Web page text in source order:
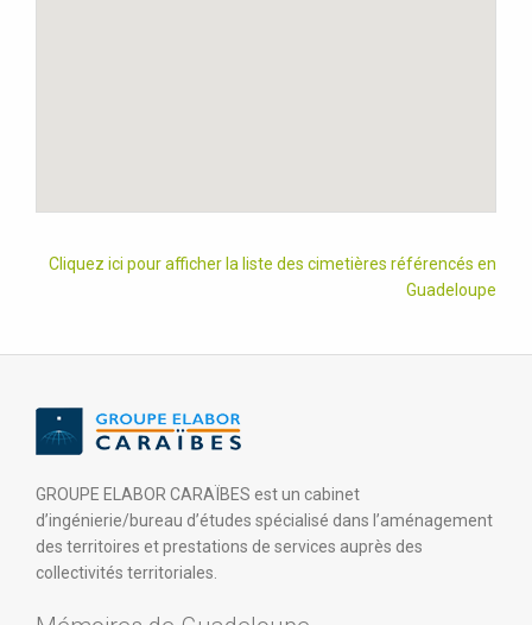
Cliquez ici pour afficher la liste des cimetières référencés en
Guadeloupe
GROUPE ELABOR CARAÏBES est un cabinet
d’ingénierie/bureau d’études spécialisé dans l’aménagement
des territoires et prestations de services auprès des
collectivités territoriales.